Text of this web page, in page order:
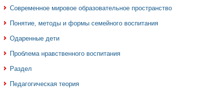
Современное мировое образовательное пространство
Понятие, методы и формы семейного воспитания
Одаренные дети
Проблема нравственного воспитания
Раздел
Педагогическая теория